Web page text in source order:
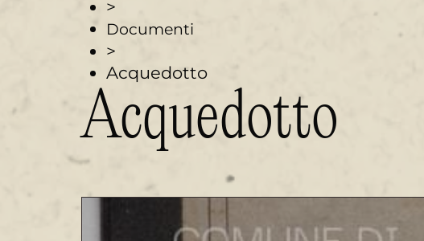
>
Documenti
>
Acquedotto
Acquedotto